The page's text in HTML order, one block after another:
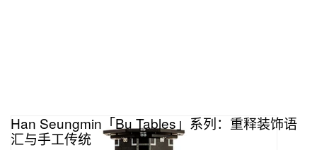
Han Seungmin「Bu Tables」系列：重释装饰语
汇与手工传统